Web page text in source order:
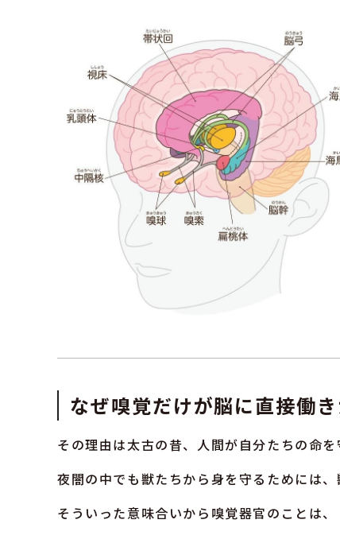
なぜ嗅覚だけが脳に直接働
その理由は太古の昔、人間が自分たちの命
夜闇の中でも獣たちから身を守るためには
そういった意味合いから嗅覚器官のことは